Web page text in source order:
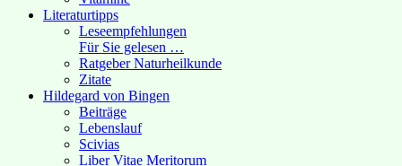
Literaturtipps
Leseempfehlungen
Für Sie gelesen …
Ratgeber Naturheilkunde
Zitate
Hildegard von Bingen
Beiträge
Lebenslauf
Scivias
Liber Vitae Meritorum